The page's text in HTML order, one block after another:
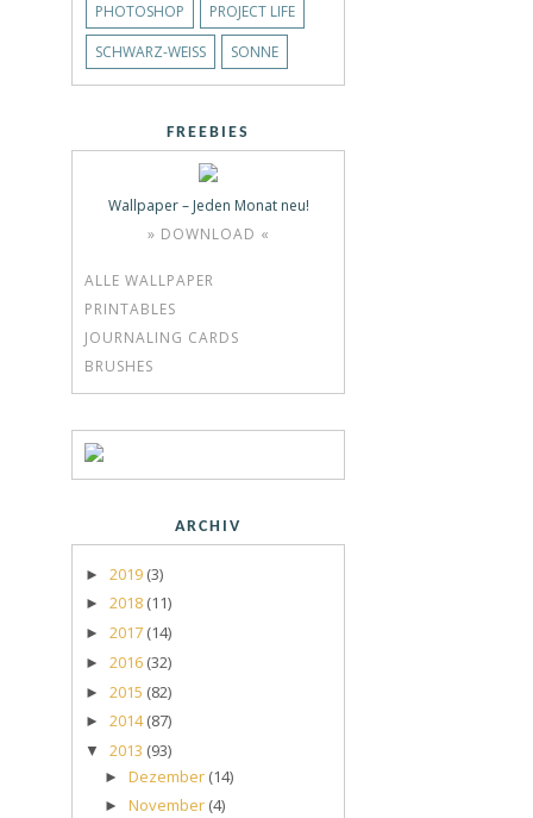
PHOTOSHOP
PROJECT LIFE
SCHWARZ-WEISS
SONNE
FREEBIES
Wallpaper – Jeden Monat neu!
» DOWNLOAD «
ALLE WALLPAPER
PRINTABLES
JOURNALING CARDS
BRUSHES
ARCHIV
► 2019 (3)
► 2018 (11)
► 2017 (14)
► 2016 (32)
► 2015 (82)
► 2014(87)
▼ 2013 (93)
► Dezember (14)
► November (4)